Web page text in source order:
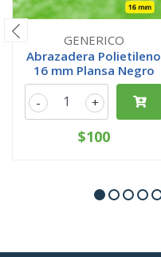
GENERICO
Abrazadera Polietileno
16 mm Plansa Negro
+
-
$100